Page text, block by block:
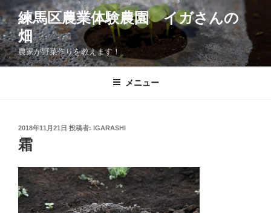
ン
テ
ン
ツ
練馬区農業体験農園 イガさんの
畑
農家が野菜作りを教えます！
メニュー
投
稿
日:
2018年11月21日 投稿者: IGARASHI
霜